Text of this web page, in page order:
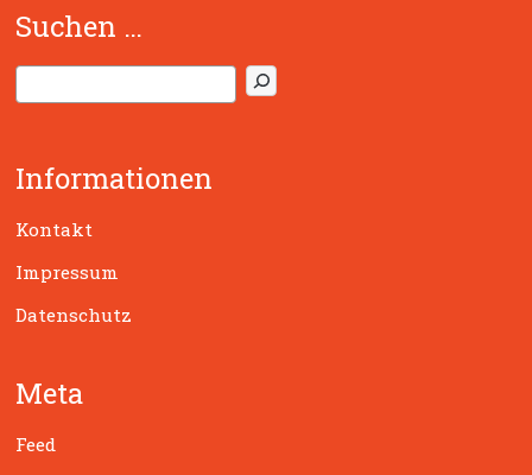
Suchen …
u
e
n
Informationen
Kontakt
Impressum
Datenschutz
Meta
Feed